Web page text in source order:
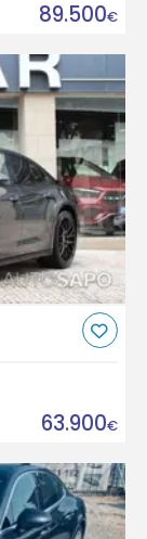
89.500€
63.900€